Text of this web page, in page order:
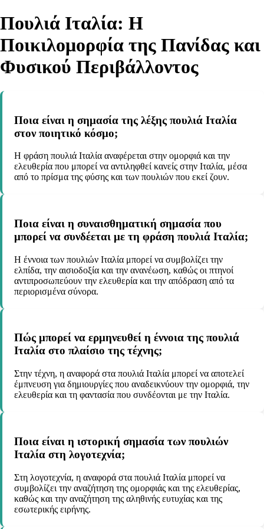
Πουλιά Ιταλία: Η
Ποικιλομορφία της Πανίδας και
Φυσικού Περιβάλλοντος
Ποια είναι η σημασία της λέξης πουλιά Ιταλία
στον ποιητικό κόσμο;
Η φράση πουλιά Ιταλία αναφέρεται στην ομορφιά και την
ελευθερία που μπορεί να αντιληφθεί κανείς στην Ιταλία, μέσα
από το πρίσμα της φύσης και των πουλιών που εκεί ζουν.
Ποια είναι η συναισθηματική σημασία που
μπορεί να συνδέεται με τη φράση πουλιά Ιταλία;
Η έννοια των πουλιών Ιταλία μπορεί να συμβολίζει την
ελπίδα, την αισιοδοξία και την ανανέωση, καθώς οι πτηνοί
αντιπροσωπεύουν την ελευθερία και την απόδραση από τα
περιορισμένα σύνορα.
Πώς μπορεί να ερμηνευθεί η έννοια της πουλιά
Ιταλία στο πλαίσιο της τέχνης;
Στην τέχνη, η αναφορά στα πουλιά Ιταλία μπορεί να αποτελεί
έμπνευση για δημιουργίες που αναδεικνύουν την ομορφιά, την
ελευθερία και τη φαντασία που συνδέονται με την Ιταλία.
Ποια είναι η ιστορική σημασία των πουλιών
Ιταλία στη λογοτεχνία;
Στη λογοτεχνία, η αναφορά στα πουλιά Ιταλία μπορεί να
συμβολίζει την αναζήτηση της ομορφιάς και της ελευθερίας,
καθώς και την αναζήτηση της αληθινής ευτυχίας και της
εσωτερικής ειρήνης.